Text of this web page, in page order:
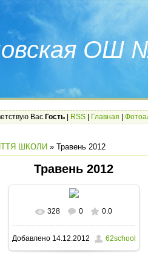
ОШ
Вас Гость RSS Главная
ШКОЛИ » Травень 2012
Травень 2012
В реальном размере
1600x1200/ 277.5Kb
328 0 0.0
Добавлено14.12.2012 62school